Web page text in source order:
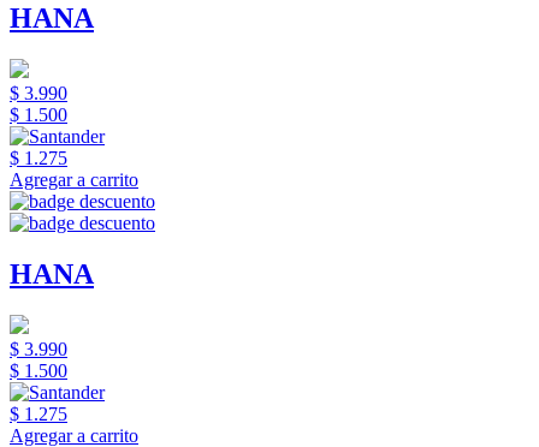
HANA
$ 3.990
$ 1.500
$ 1.275
Agregar a carrito
HANA
$ 3.990
$ 1.500
$ 1.275
Agregar a carrito